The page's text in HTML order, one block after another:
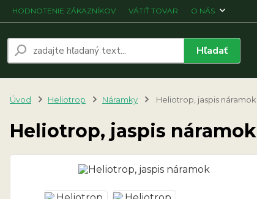
HODNOTENIE ZÁKAZNÍKOV VÁTIŤ TOVAR O NÁS
Hľadať
Úvod Heliotrop Náramky Heliotrop, jaspis náramok
Heliotrop, jaspis náramok